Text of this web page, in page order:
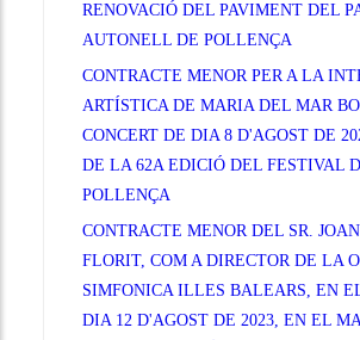
RENOVACIÓ DEL PAVIMENT DEL
AUTONELL DE POLLENÇA
CONTRACTE MENOR PER A LA
ARTÍSTICA DE MARIA DEL MAR
CONCERT DE DIA 8 D'AGOST DE
DE LA 62A EDICIÓ DEL FESTIVAL
POLLENÇA
CONTRACTE MENOR DEL SR.
FLORIT, COM A DIRECTOR DE LA
SIMFONICA ILLES BALEARS, EN
DIA 12 D'AGOST DE 2023, EN EL